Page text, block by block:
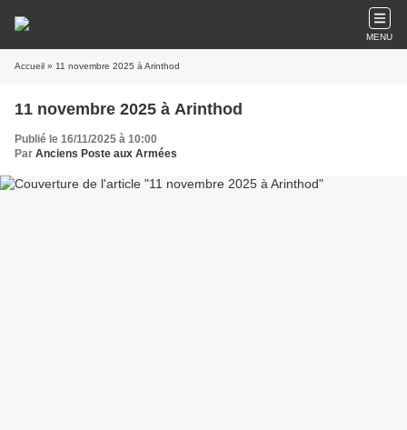
MENU
Accueil » 11 novembre 2025 à Arinthod
11 novembre 2025 à Arinthod
Publié le 16/11/2025 à 10:00
Par Anciens Poste aux Armées